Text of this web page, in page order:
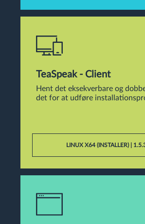
TeaSpeak - Client
Hent det eksekverbare og
det for at udføre
LINUX X64 (INSTALLER) |